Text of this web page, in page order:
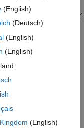
用する熱交換器の基本
Moist Air ライ
トです。
(English)
(Deutsch)
(English)
(English)
(English)